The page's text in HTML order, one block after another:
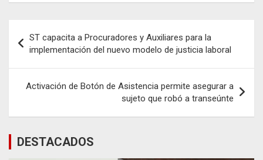
de
entradas
ST capacita a Procuradores y Auxiliares para la
implementación del nuevo modelo de justicia laboral
Activación de Botón de Asistencia permite asegurar a
sujeto que robó a transeúnte
DESTACADOS